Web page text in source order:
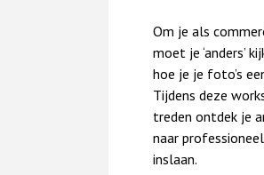
Om je als
moet je ‘anders’
hoe je je foto’s
Tijdens deze
treden ontdek je
naar
inslaan.